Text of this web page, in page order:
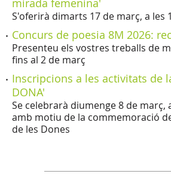
mirada femenina'
S'oferirà dimarts 17 de març, a les
Concurs de poesia 8M 2026:
Presenteu els vostres treballs de
fins al 2 de març
Inscripcions a les activitats de
DONA'
Se celebrarà diumenge 8 de març,
amb motiu de la commemoració
de les Dones